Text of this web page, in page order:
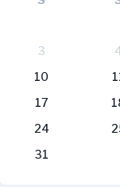
3
10
17
24
31